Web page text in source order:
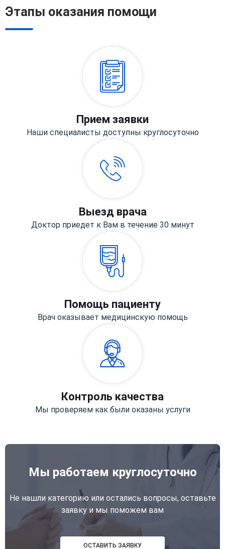
Этапы оказания помощи
Прием заявки
Наши специалисты доступны круглосуточно
Выезд врача
Доктор приедет к Вам в течение 30 минут
Помощь пациенту
Врач оказывает медицинскую помощь
Контроль качества
Мы проверяем как были оказаны услуги
Мы работаем круглосуточно
Не нашли категорию или остались вопросы, оставьте
заявку и мы поможем вам
ОСТАВИТЬ ЗАЯВКУ